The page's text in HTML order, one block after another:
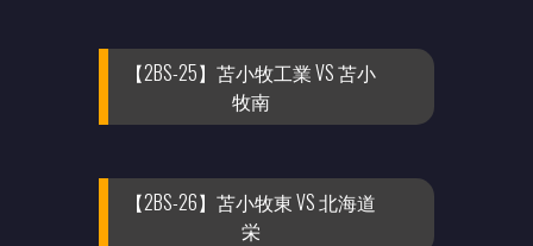
【2BS-25】苫小牧工業 VS 苫小
牧南
【2BS-26】苫小牧東 VS 北海道
栄